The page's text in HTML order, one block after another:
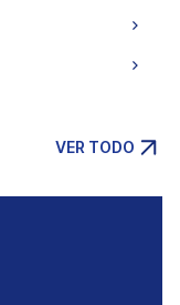
VER TODO